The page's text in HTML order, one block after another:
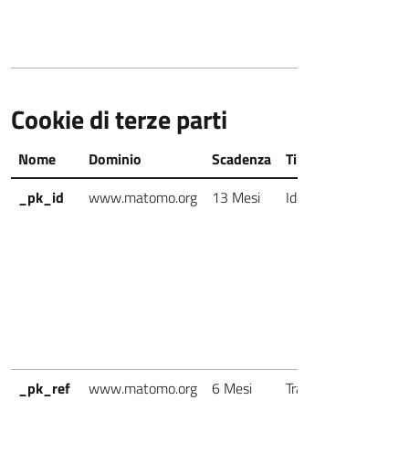
Cookie di terze parti
Nome Dominio Scadenza Tipo
_pk_id
www.matomo.org 13 Mesi Identificazione
_pk_ref www.matomo.org 6 Mesi Tracciamento